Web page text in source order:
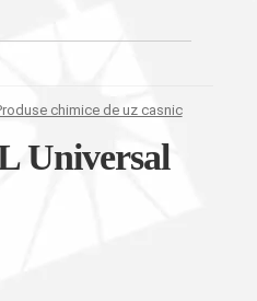
chimice de uz casnic
Universal